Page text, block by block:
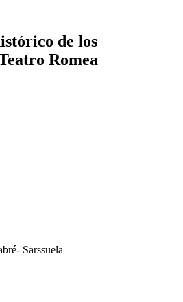
de los
Romea
Sarssuela